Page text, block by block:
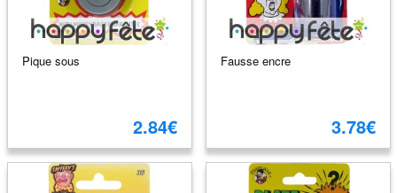
Pique sous
2.84€
Fausse encre
3.78€